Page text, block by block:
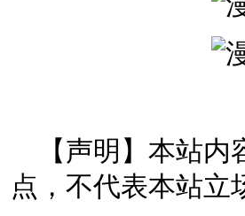
【声明】本站
点，不代表本站立